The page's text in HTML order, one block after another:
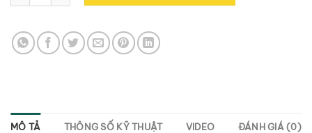
MÔ TẢ THÔNG SỐ KỸ THUẬT VIDEO ĐÁNH GIÁ (0)